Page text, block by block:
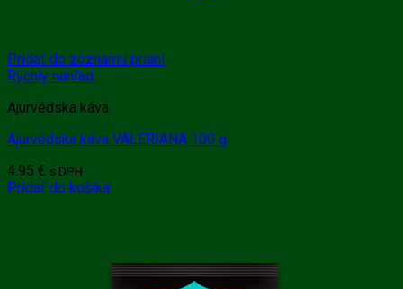
Pridať do zoznamu prianí
Rýchly náhľad
Ajurvédska káva
Ajurvédska káva VALERIANA 100 g
4.95 € s DPH
Pridať do košíka